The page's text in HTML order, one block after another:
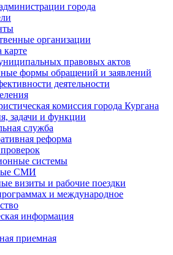
города
организации
правовых актов
формы обращений и заявлений
деятельности
комиссия города Кургана
задачи и функции
служба
реформа
системы
СМИ
визиты и рабочие поездки
и международное
информация
приемная